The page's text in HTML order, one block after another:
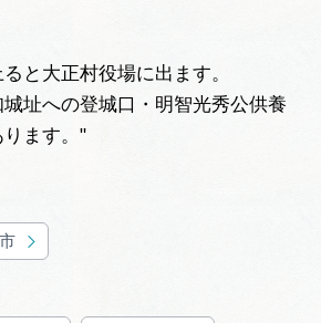
と大正村役場に出ます。
址への登城口・明智光秀公供養
ます。 "